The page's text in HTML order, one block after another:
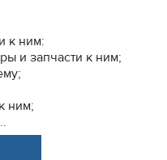
к ним:
и запчасти к ним;
ним;